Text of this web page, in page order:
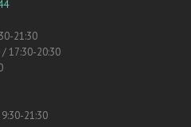
21:30
17:30-20:30
21:30